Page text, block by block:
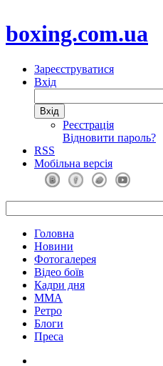
boxing.com.ua
Зареєструватися
Вхід
Реєстрація
Відновити пароль?
RSS
Мобільна версія
Головна
Новини
Фотогалерея
Відео боїв
Кадри дня
ММА
Ретро
Блоги
Преса